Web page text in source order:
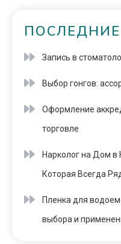
Запись в
Выбор гонгов:
Оформление
торговле
Нарколог на Дом в
Которая Всегда
Пленка для
выбора и